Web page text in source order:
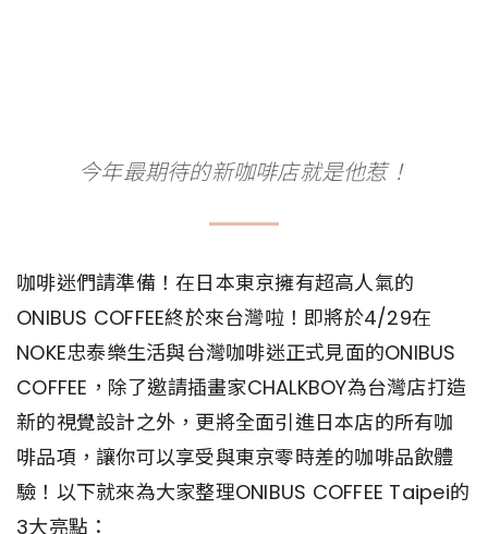
今年最期待的新咖啡店就是他惹！
咖啡迷們請準備！在日本東京擁有超高人氣的
ONIBUS COFFEE終於來台灣啦！即將於4/29在
NOKE忠泰樂生活與台灣咖啡迷正式見面的ONIBUS
COFFEE，除了邀請插畫家CHALKBOY為台灣店打造
新的視覺設計之外，更將全面引進日本店的所有咖
啡品項，讓你可以享受與東京零時差的咖啡品飲體
驗！以下就來為大家整理ONIBUS COFFEE Taipei的
3大亮點：